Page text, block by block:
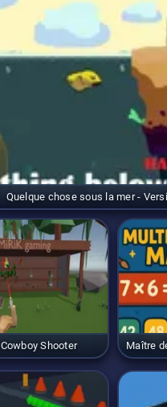
Quelque chose sous la mer -
Cowboy Shooter Maître